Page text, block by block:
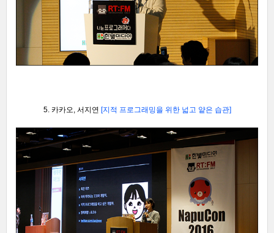
5. 카카오, 서지연 [지적 프로그래밍을 위한 넓고 얕은 습관]